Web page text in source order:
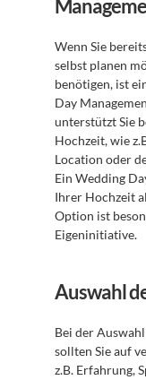
Wenn Sie
selbst planen
benötigen, ist
Day
unterstützt Sie
Hochzeit, wie
Location oder
Ein Wedding
Ihrer Hochzeit
Option ist
Eigeninitiative.
Auswahl
Bei der
sollten Sie auf
z.B. Erfahrung,